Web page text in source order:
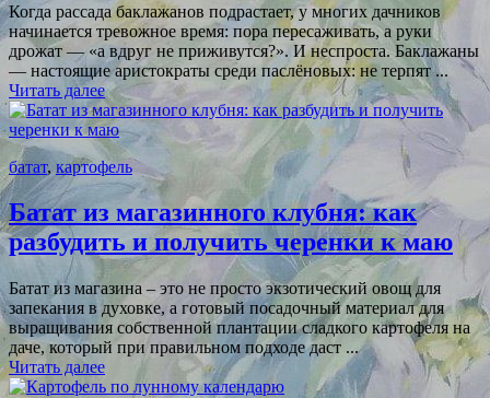
Когда рассада баклажанов подрастает, у многих дачников
начинается тревожное время: пора пересаживать, а руки
дрожат — «а вдруг не приживутся?». И неспроста. Баклажаны
— настоящие аристократы среди паслёновых: не терпят ...
Читать далее
батат, картофель
Батат из магазинного клубня: как
разбудить и получить черенки к маю
Батат из магазина – это не просто экзотический овощ для
запекания в духовке, а готовый посадочный материал для
выращивания собственной плантации сладкого картофеля на
даче, который при правильном подходе даст ...
Читать далее